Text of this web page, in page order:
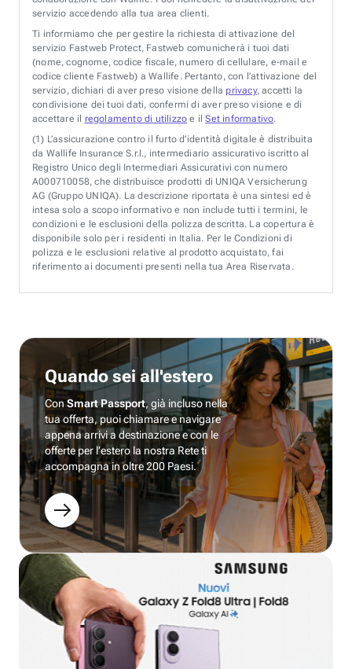
servizio accedendo alla tua area clienti.
Ti informiamo che per gestire la richiesta di attivazione del
servizio Fastweb Protect, Fastweb comunicherà i tuoi dati
(nome, cognome, codice fiscale, numero di cellulare, e-mail e
codice cliente Fastweb) a Wallife. Pertanto, con l’attivazione del
servizio, dichiari di aver preso visione della privacy, accetti la
condivisione dei tuoi dati, confermi di aver preso visione e di
accettare il regolamento di utilizzo e ilSet informativo.
(1) L’assicurazione contro il furto d’identità digitale è distribuita
da Wallife Insurance S.r.l., intermediario assicurativo iscritto al
Registro Unico degli Intermediari Assicurativi con numero
A000710058, che distribuisce prodotti di UNIQA Versicherung
AG (Gruppo UNIQA). La descrizione riportata è una sintesi ed è
intesa solo a scopo informativo e non include tutti i termini, le
condizioni e le esclusioni della polizza descritta. La copertura è
disponibile solo per i residenti in Italia. Per le Condizioni di
polizza e le esclusioni relative al prodotto acquistato, fai
riferimento ai documenti presenti nella tua Area Riservata.
Quando sei all'estero
ConSmart Passport, già incluso nella
tua offerta, puoi chiamare e navigare
appena arrivi a destinazione e con le
offerte per l’estero la nostra Rete ti
accompagna in oltre 200 Paesi.